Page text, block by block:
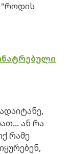
"როდის
ან რა
რამე